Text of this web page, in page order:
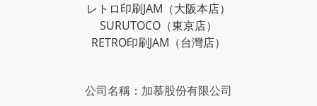
レトロ印刷JAM （大阪本店）
SURUTOCO （東京店）
RETRO印刷JAM （台灣店）
公司名稱：加慕股份有限公司